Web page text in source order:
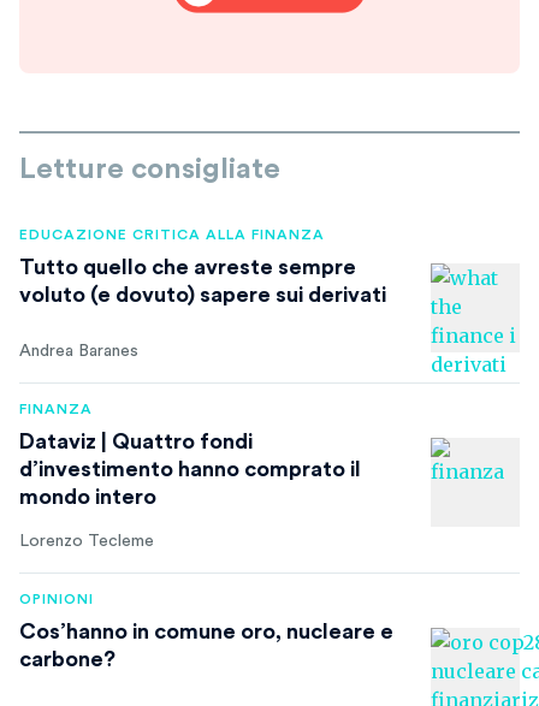
Letture consigliate
EDUCAZIONE CRITICA ALLA FINANZA
Tutto quello che avreste sempre
voluto (e dovuto) sapere sui derivati
Andrea Baranes
FINANZA
Dataviz | Quattro fondi
d’investimento hanno comprato il
mondo intero
Lorenzo Tecleme
OPINIONI
Cos’hanno in comune oro, nucleare e
carbone?